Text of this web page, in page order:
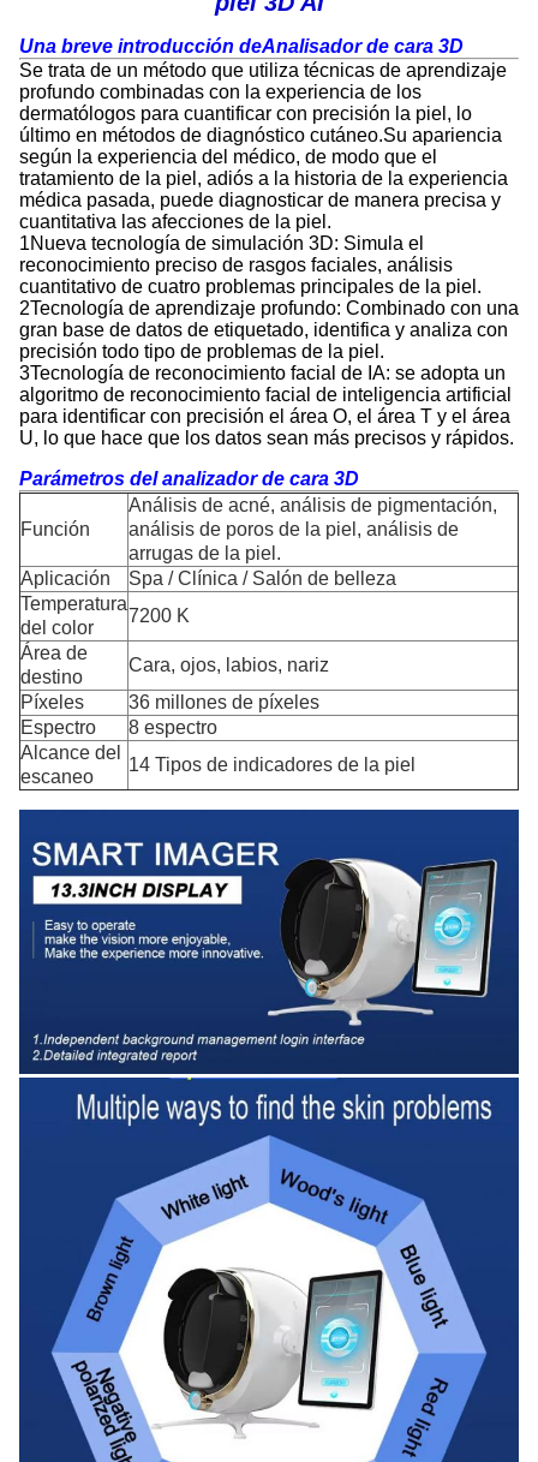
Una breve introducción deAnalisador de cara 3D
Se trata de un método que utiliza técnicas de aprendizaje
profundo combinadas con la experiencia de los
dermatólogos para cuantificar con precisión la piel, lo
último en métodos de diagnóstico cutáneo.Su apariencia
según la experiencia del médico, de modo que el
tratamiento de la piel, adiós a la historia de la experiencia
médica pasada, puede diagnosticar de manera precisa y
cuantitativa las afecciones de la piel.
1Nueva tecnología de simulación 3D: Simula el
reconocimiento preciso de rasgos faciales, análisis
cuantitativo de cuatro problemas principales de la piel.
2Tecnología de aprendizaje profundo: Combinado con una
gran base de datos de etiquetado, identifica y analiza con
precisión todo tipo de problemas de la piel.
3Tecnología de reconocimiento facial de IA: se adopta un
algoritmo de reconocimiento facial de inteligencia artificial
para identificar con precisión el área O, el área T y el área
U, lo que hace que los datos sean más precisos y rápidos.
Parámetros del analizador de cara 3D
Función
Análisis de acné, análisis de pigmentación,
análisis de poros de la piel, análisis de
arrugas de la piel.
Aplicación
Spa / Clínica / Salón de belleza
Temperatura
del color
7200 K
Área de
destino
Cara, ojos, labios, nariz
Píxeles
36 millones de píxeles
Espectro
8 espectro
Alcance del
escaneo
14 Tipos de indicadores de la piel